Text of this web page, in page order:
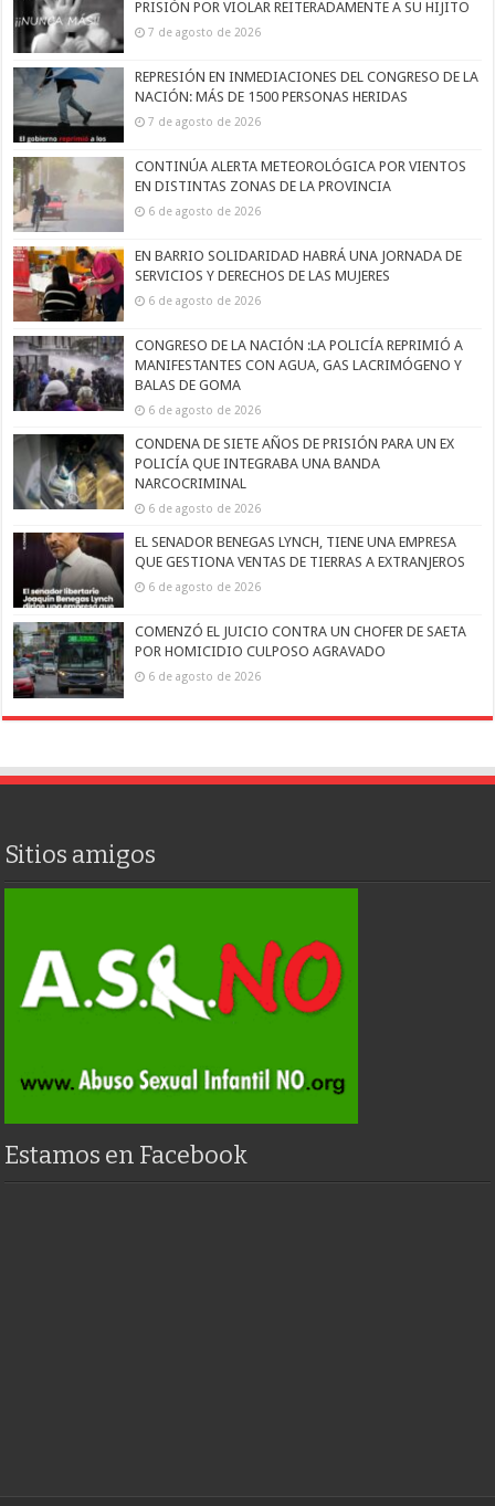
PRISIÓN POR VIOLAR REITERADAMENTE A SU HIJITO
7 de agosto de 2026
REPRESIÓN EN INMEDIACIONES DEL CONGRESO DE LA
NACIÓN: MÁS DE 1500 PERSONAS HERIDAS
7 de agosto de 2026
CONTINÚA ALERTA METEOROLÓGICA POR VIENTOS
EN DISTINTAS ZONAS DE LA PROVINCIA
6 de agosto de 2026
EN BARRIO SOLIDARIDAD HABRÁ UNA JORNADA DE
SERVICIOS Y DERECHOS DE LAS MUJERES
6 de agosto de 2026
CONGRESO DE LA NACIÓN :LA POLICÍA REPRIMIÓ A
MANIFESTANTES CON AGUA, GAS LACRIMÓGENO Y
BALAS DE GOMA
6 de agosto de 2026
CONDENA DE SIETE AÑOS DE PRISIÓN PARA UN EX
POLICÍA QUE INTEGRABA UNA BANDA
NARCOCRIMINAL
6 de agosto de 2026
EL SENADOR BENEGAS LYNCH, TIENE UNA EMPRESA
QUE GESTIONA VENTAS DE TIERRAS A EXTRANJEROS
6 de agosto de 2026
COMENZÓ EL JUICIO CONTRA UN CHOFER DE SAETA
POR HOMICIDIO CULPOSO AGRAVADO
6 de agosto de 2026
Sitios amigos
Estamos en Facebook